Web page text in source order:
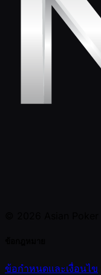
ข้อกำหนดและเงื่อนไข